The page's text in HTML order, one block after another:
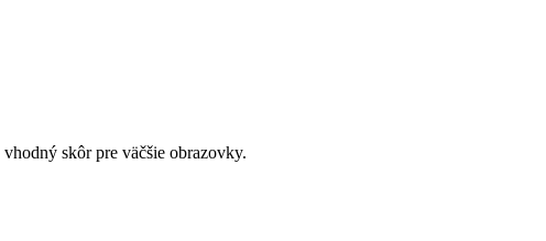
skôr pre väčšie obrazovky.